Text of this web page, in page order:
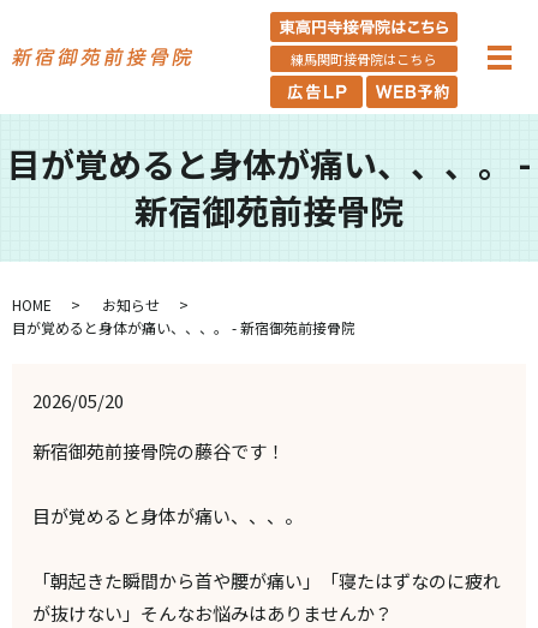
練馬関町接骨院はこちら
目が覚めると身体が痛い、、、。 -
新宿御苑前接骨院
HOME
お知らせ
目が覚めると身体が痛い、、、。 - 新宿御苑前接骨院
2026/05/20
新宿御苑前接骨院の藤谷です！
目が覚めると身体が痛い、、、。
「朝起きた瞬間から首や腰が痛い」「寝たはずなのに疲れ
が抜けない」そんなお悩みはありませんか？